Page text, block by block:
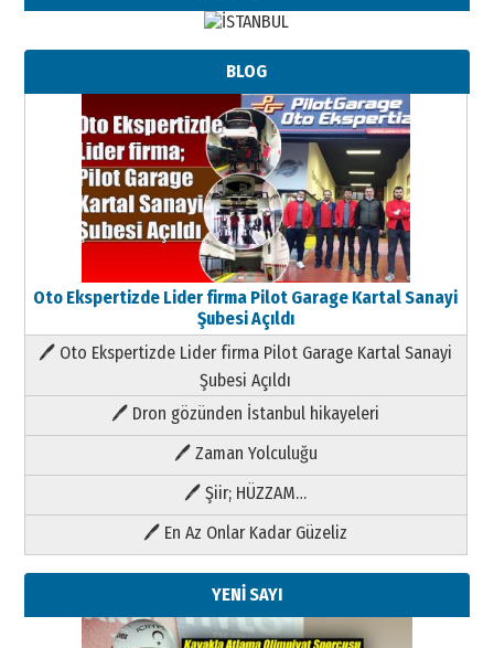
BLOG
Oto Ekspertizde Lider firma Pilot Garage Kartal Sanayi
Şubesi Açıldı
🖊 Oto Ekspertizde Lider firma Pilot Garage Kartal Sanayi
Şubesi Açıldı
🖊 Dron gözünden İstanbul hikayeleri
🖊 Zaman Yolculuğu
🖊 Şiir; HÜZZAM…
🖊 En Az Onlar Kadar Güzeliz
YENİ SAYI